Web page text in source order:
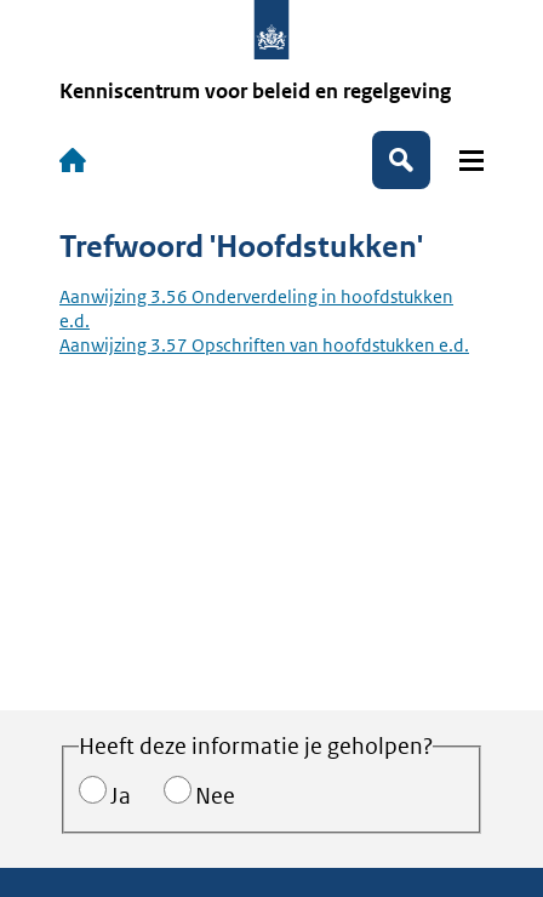
Kenniscentrum voor beleid en regelgeving
Hoofdnavigatie
Zoeken
Trefwoord 'Hoofdstukken'
Aanwijzing 3.56 Onderverdeling in hoofdstukken
e.d.
Aanwijzing 3.57 Opschriften van hoofdstukken e.d.
Heeft deze informatie je geholpen?
Ja
Nee